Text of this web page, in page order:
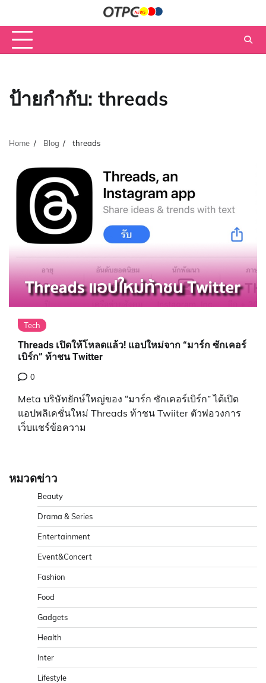
content
ป้ายกำกับ: threads
Home Blog threads
Tech
Threads เปิดให้โหลดแล้ว! แอปใหม่จาก “มาร์ก ซักเคอร์
เบิร์ก” ท้าชน Twitter
0
Meta บริษัทยักษ์ใหญ่ของ “มาร์ก ซักเคอร์เบิร์ก” ได้เปิด
แอปพลิเคชั่นใหม่ Threads ท้าชน Twiiter ตัวพ่อวงการ
เว็บแชร์ข้อความ
หมวดข่าว
Beauty
Drama & Series
Entertainment
Event&Concert
Fashion
Food
Gadgets
Health
Inter
Lifestyle